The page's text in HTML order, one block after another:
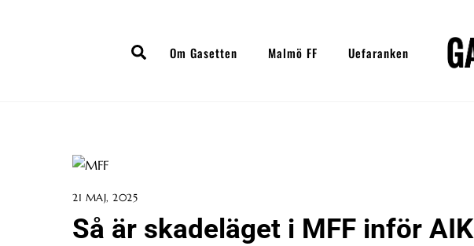
SearchOm Gasetten Malmö FF Uefaranken
21 MAJ, 2025
Så är skadeläget i MFF inför AIK